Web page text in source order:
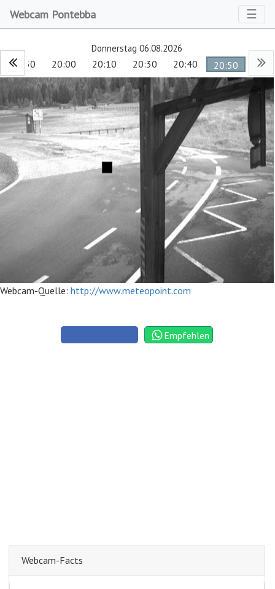
Webcam Pontebba ☰
Donnerstag 06.08.2026
19:50 20:00 20:10 20:30 20:40 20:50
Webcam-Quelle: http://www.meteopoint.com
Empfehlen
Webcam-Facts